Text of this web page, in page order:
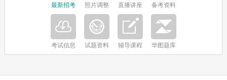
最新招考 照片调整 直播讲座 备考资料
考试信息 试题资料 辅导课程 华图题库